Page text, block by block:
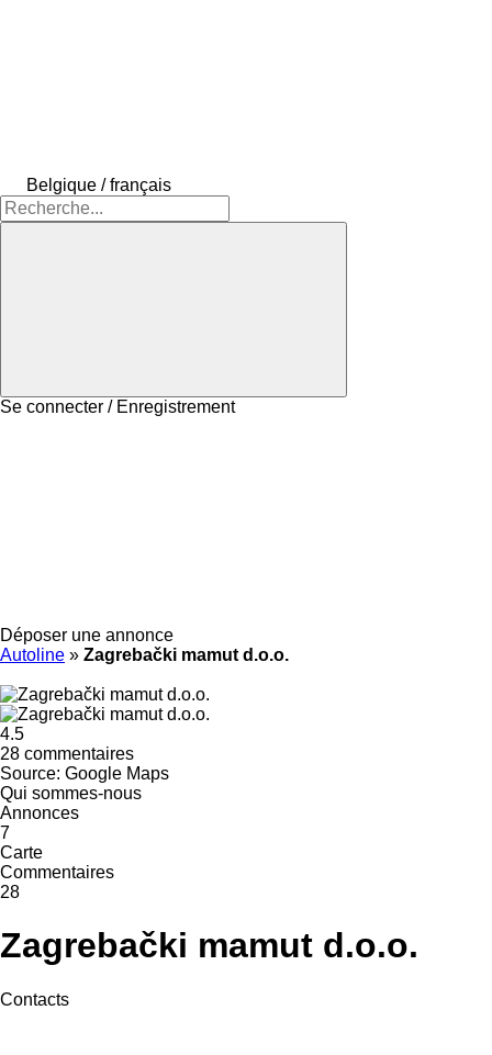
Belgique / français
Se connecter / Enregistrement
Déposer une annonce
Autoline » Zagrebački mamut d.o.o.
4.5
28 commentaires
Source: Google Maps
Qui sommes-nous
Annonces
7
Carte
Commentaires
28
Zagrebački mamut d.o.o.
Contacts